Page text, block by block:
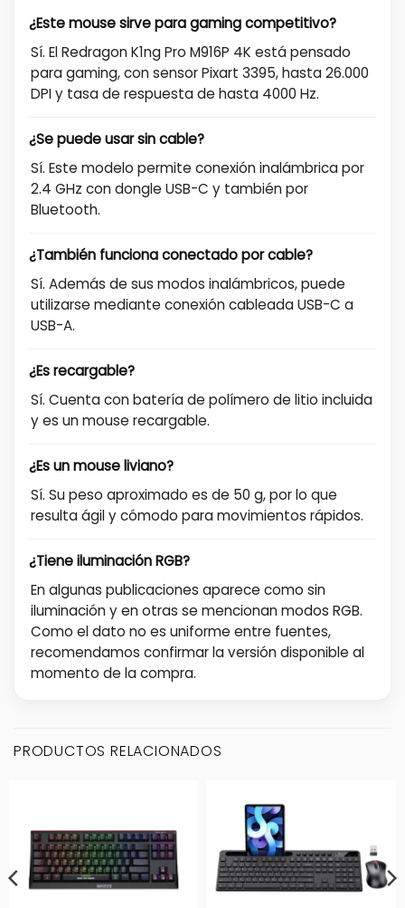
¿Este mouse sirve para gaming competitivo?
Sí. El Redragon K1ng Pro M916P 4K está pensado
para gaming, con sensor Pixart 3395, hasta 26.000
DPI y tasa de respuesta de hasta 4000 Hz.
¿Se puede usar sin cable?
Sí. Este modelo permite conexión inalámbrica por
2.4 GHz con dongle USB-C y también por
Bluetooth.
¿También funciona conectado por cable?
Sí. Además de sus modos inalámbricos, puede
utilizarse mediante conexión cableada USB-C a
USB-A.
¿Es recargable?
Sí. Cuenta con batería de polímero de litio incluida
y es un mouse recargable.
¿Es un mouse liviano?
Sí. Su peso aproximado es de 50 g, por lo que
resulta ágil y cómodo para movimientos rápidos.
¿Tiene iluminación RGB?
En algunas publicaciones aparece como sin
iluminación y en otras se mencionan modos RGB.
Como el dato no es uniforme entre fuentes,
recomendamos confirmar la versión disponible al
momento de la compra.
PRODUCTOS RELACIONADOS